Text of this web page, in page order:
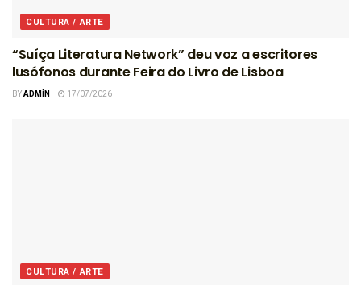
CULTURA / ARTE
“Suíça Literatura Network” deu voz a escritores
lusófonos durante Feira do Livro de Lisboa
BYADMIN 17/07/2026
CULTURA / ARTE